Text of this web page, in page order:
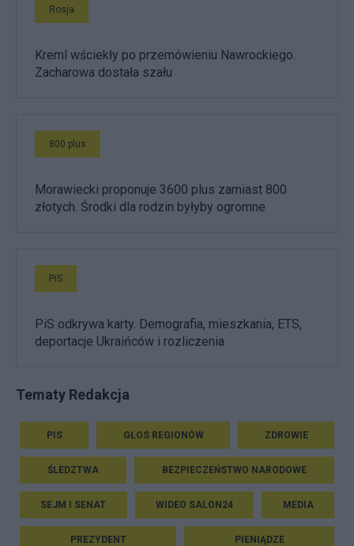
Rosja
Kreml wściekły po przemówieniu Nawrockiego.
Zacharowa dostała szału
800 plus
Morawiecki proponuje 3600 plus zamiast 800
złotych. Środki dla rodzin byłyby ogromne
PiS
PiS odkrywa karty. Demografia, mieszkania, ETS,
deportacje Ukraińców i rozliczenia
Tematy Redakcja
PIS GŁOS REGIONÓW ZDROWIE
ŚLEDZTWA BEZPIECZEŃSTWO NARODOWE
SEJM I SENAT WIDEO SALON24 MEDIA
PREZYDENT PIENIĄDZE